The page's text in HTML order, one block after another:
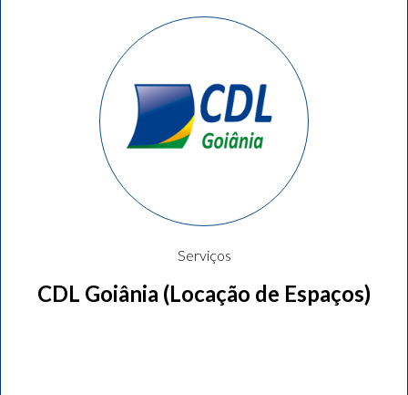
Serviços
CDL Goiânia (Locação de Espaços)